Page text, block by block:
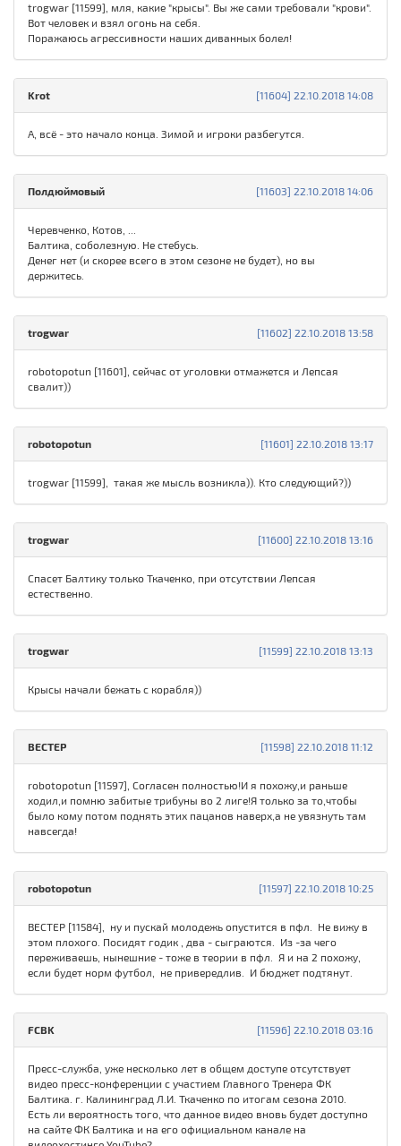
trogwar [11599], мля, какие "крысы". Вы же сами требовали "крови".
Вот человек и взял огонь на себя.
Поражаюсь агрессивности наших диванных болел!
[11604] 22.10.2018 14:08
Krot
А, всё - это начало конца. Зимой и игроки разбегутся.
[11603] 22.10.2018 14:06
Полдюймовый
Черевченко, Котов, ...
Балтика, соболезную. Не стебусь.
Денег нет (и скорее всего в этом сезоне не будет), но вы
держитесь.
[11602] 22.10.2018 13:58
trogwar
robotopotun [11601], сейчас от уголовки отмажется и Лепсая
свалит))
[11601] 22.10.2018 13:17
robotopotun
trogwar [11599], такая же мысль возникла)). Кто следующий?))
[11600] 22.10.2018 13:16
trogwar
Спасет Балтику только Ткаченко, при отсутствии Лепсая
естественно.
[11599] 22.10.2018 13:13
trogwar
Крысы начали бежать с корабля))
[11598] 22.10.2018 11:12
ВЕСТЕР
robotopotun [11597], Согласен полностью!И я похожу,и раньше
ходил,и помню забитые трибуны во 2 лиге!Я только за то,чтобы
было кому потом поднять этих пацанов наверх,а не увязнуть там
навсегда!
[11597] 22.10.2018 10:25
robotopotun
ВЕСТЕР [11584], ну и пускай молодежь опустится в пфл. Не вижу в
этом плохого. Посидят годик , два - сыграются. Из -за чего
переживаешь, нынешние - тоже в теории в пфл. Я и на 2 похожу,
если будет норм футбол, не привередлив. И бюджет подтянут.
[11596] 22.10.2018 03:16
FСBK
Пресс-служба, уже несколько лет в общем доступе отсутствует
видео пресс-конференции с участием Главного Тренера ФК
Балтика. г. Калининград Л.И. Ткаченко по итогам сезона 2010.
Есть ли вероятность того, что данное видео вновь будет доступно
на сайте ФК Балтика и на его официальном канале на